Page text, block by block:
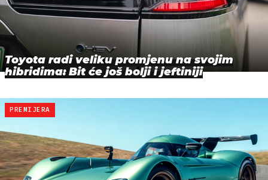
Toyota radi veliku promjenu na svojim
hibridima: Bit će još bolji i jeftiniji
PREMIJERA